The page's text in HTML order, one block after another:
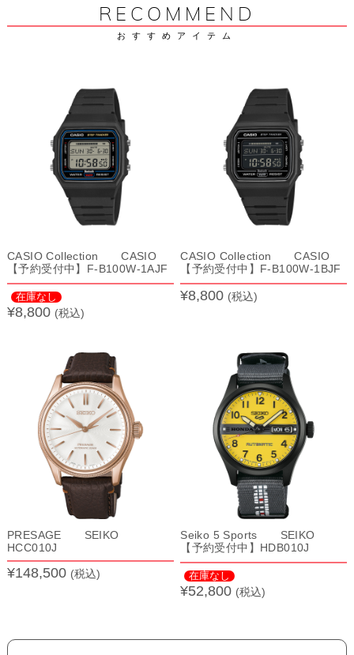
RECOMMEND
おすすめアイテム
CASIO Collection CASIO
【予約受付中】F-B100W-1AJF
在庫なし
¥8,800 (税込)
CASIO Collection CASIO
【予約受付中】F-B100W-1BJF
¥8,800 (税込)
PRESAGE SEIKO
HCC010J
¥148,500 (税込)
Seiko 5 Sports SEIKO
【予約受付中】HDB010J
在庫なし
¥52,800 (税込)